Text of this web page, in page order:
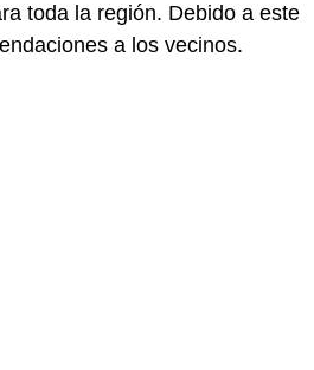
toda la región. Debido a este
a los vecinos.